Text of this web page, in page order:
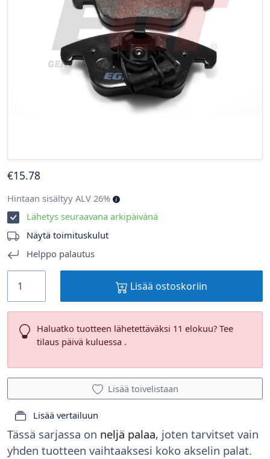
Tässä sarjassa on neljä palaa, joten tarvitset vain
yhden tuotteen vaihtaaksesi koko akselin palat.
€15.78
Hintaan sisältyy ALV 26%
Lähetys seuraavana arkipäivänä
Näytä toimituskulut
Helppo palautus
Lisää ostoskoriin
Haluatko tuotteen lähetettäväksi 11 elokuu? Tee
tilaus päivä kuluessa .
Lisää toivelistaan
Lisää vertailuun